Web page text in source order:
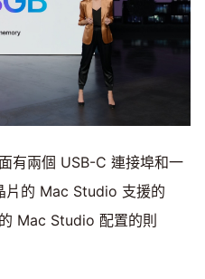
有兩個 USB-C 連接埠和一
片的 Mac Studio 支援的
Mac Studio 配置的則